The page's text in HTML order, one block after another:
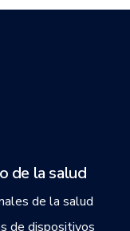
de la salud
de la salud
de dispositivos